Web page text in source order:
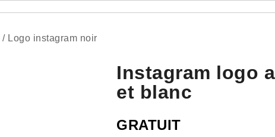
/ Logo instagram noir
Instagram logo
et blanc
GRATUIT